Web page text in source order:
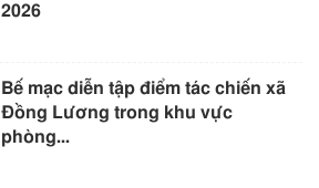
2026
Bế mạc diễn tập điểm tác chiến xã
Đồng Lương trong khu vực
phòng...